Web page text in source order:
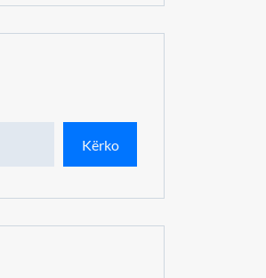
Kërko